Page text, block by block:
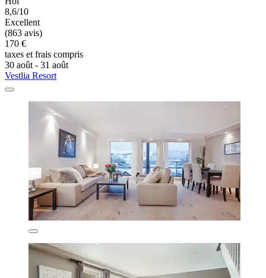
8,6/10
Excellent
(863 avis)
170 €
taxes et frais compris
30 août - 31 août
Vestlia Resort